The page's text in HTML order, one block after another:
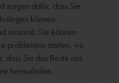
sorgen dafür, dass Sie
können.
umsonst. Sie können
problemlos starten, wir
dass Sie das Beste aus
herausholen.